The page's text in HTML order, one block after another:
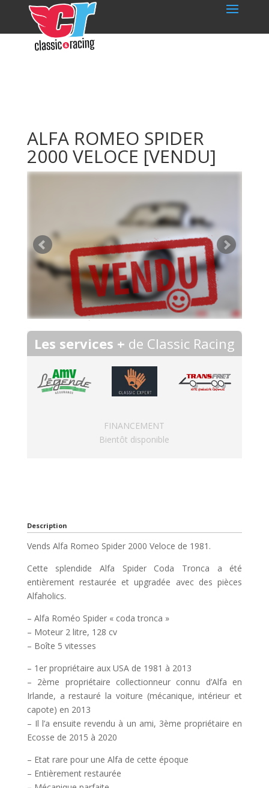
ALFA ROMEO SPIDER
2000 VELOCE [VENDU]
Les services + de Classic Racing
FINANCEMENT
Bientôt disponible
Description
Vends Alfa Romeo Spider 2000 Veloce de 1981.
Cette splendide Alfa Spider Coda Tronca a été
entièrement restaurée et upgradée avec des pièces
Alfaholics.
– Alfa Roméo Spider « coda tronca »
– Moteur 2 litre, 128 cv
– Boîte 5 vitesses
– 1er propriétaire aux USA de 1981 à 2013
– 2ème propriétaire collectionneur connu d’Alfa en
Irlande, a restauré la voiture (mécanique, intérieur et
capote) en 2013
– Il l’a ensuite revendu à un ami, 3ème propriétaire en
Ecosse de 2015 à 2020
– Etat rare pour une Alfa de cette époque
– Entièrement restaurée